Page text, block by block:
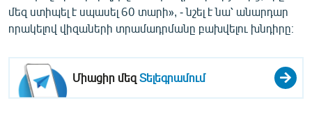
English
ՀԵՏԵՎԵՔ ՄԵԶ
մեզ ստիպել է սպասել 60 տարի», - նշել է նա՝ անարդար
որակելով վիզաների տրամադրմանը բախվելու խնդիրը։
Միացիր մեզՏելեգրամում